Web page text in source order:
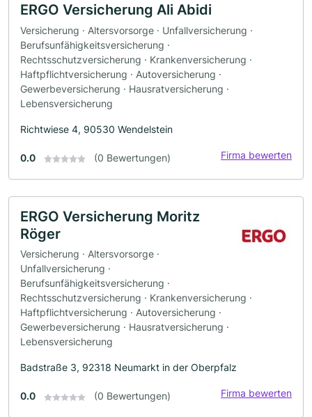
ERGO Versicherung Ali Abidi
Versicherung · Altersvorsorge · Unfallversicherung ·
Berufsunfähigkeitsversicherung ·
Rechtsschutzversicherung · Krankenversicherung ·
Haftpflichtversicherung · Autoversicherung ·
Gewerbeversicherung · Hausratversicherung ·
Lebensversicherung
Richtwiese 4, 90530 Wendelstein
0.0 (0 Bewertungen) Firma bewerten
ERGO Versicherung Moritz
Röger
Versicherung · Altersvorsorge ·
Unfallversicherung ·
Berufsunfähigkeitsversicherung ·
Rechtsschutzversicherung · Krankenversicherung ·
Haftpflichtversicherung · Autoversicherung ·
Gewerbeversicherung · Hausratversicherung ·
Lebensversicherung
Badstraße 3, 92318 Neumarkt in der Oberpfalz
0.0 (0 Bewertungen) Firma bewerten